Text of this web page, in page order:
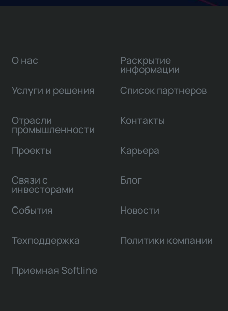
О нас
Услуги и решения
Отрасли
промышленности
Проекты
Связи с
инвесторами
Раскрытие
информации
Список партнеров
Контакты
Карьера
Блог
События Новости
Техподдержка Политики компании
Приемная Softline